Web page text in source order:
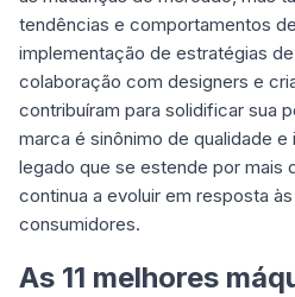
tendências e comportamentos
implementação de estratégias
colaboração com designers e
contribuíram para solidificar sua
marca é sinônimo de qualidade
legado que se estende por mais
continua a evoluir em resposta
consumidores.
As 11 melhores